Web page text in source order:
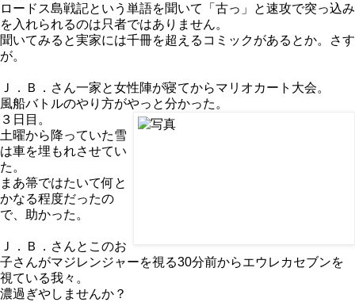
ロードス島戦記という単語を聞いて「古っ」と速攻で突っ込み
を入れられるのは只者ではありません。
聞いてみると実家には千冊を超えるコミックがあるとか。さす
が。
Ｊ．Ｂ．さん一家と女性陣が寝てからマリオカート大会。
風船バトルのやり方がやっと分かった。
３日目。
土曜から降っていた雪
は車を埋もれさせてい
た。
まあ箒ではたいて何と
かなる程度だったの
で、助かった。
Ｊ．Ｂ．さんとこのお
子さんがマジレンジャーを視る30分前からエウレカセブンを
視ている我々。
濃過ぎやしませんか？